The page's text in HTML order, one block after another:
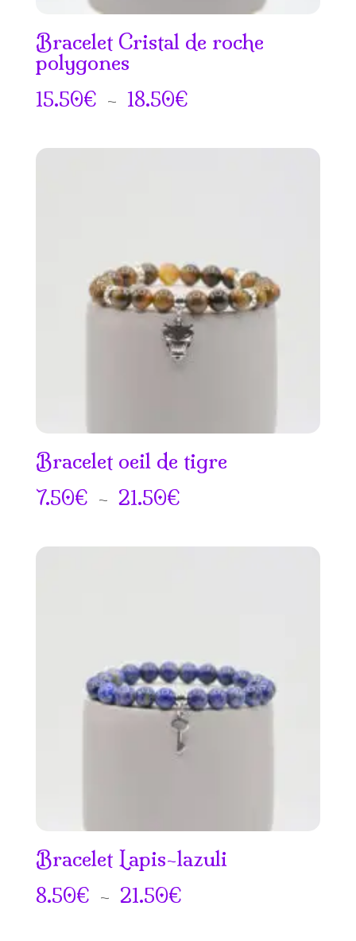
Bracelet Cristal de roche
polygones
15.50€ – 18.50€Plage
18.50€
Bracelet oeil de tigre
7.50€ – 21.50€Plage
21.50€
Bracelet Lapis-lazuli
8.50€ – 21.50€Plage